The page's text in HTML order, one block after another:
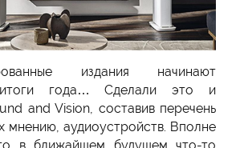
издания начинают
итоги года… Сделали это и
and Vision, составив перечень
мнению, аудиоустройств. Вполне